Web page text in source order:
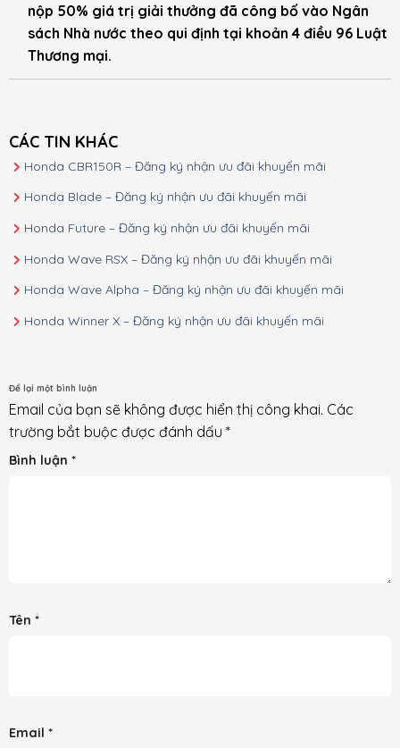
nộp 50% giá trị giải thưởng đã công bố vào Ngân
sách Nhà nước theo qui định tại khoản 4 điều 96 Luật
Thương mại.
CÁC TIN KHÁC
Honda CBR150R – Đăng ký nhận ưu đãi khuyến mãi
Honda Blade – Đăng ký nhận ưu đãi khuyến mãi
Honda Future – Đăng ký nhận ưu đãi khuyến mãi
Honda Wave RSX – Đăng ký nhận ưu đãi khuyến mãi
Honda Wave Alpha – Đăng ký nhận ưu đãi khuyến mãi
Honda Winner X – Đăng ký nhận ưu đãi khuyến mãi
Để lại một bình luận
Email của bạn sẽ không được hiển thị công khai. Các
trường bắt buộc được đánh dấu *
Bình luận *
Tên *
Email *